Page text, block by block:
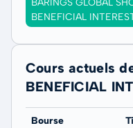
BARINGS GLOBAL
BENEFICIAL
Cours actuels
BENEFICIAL
Bourse